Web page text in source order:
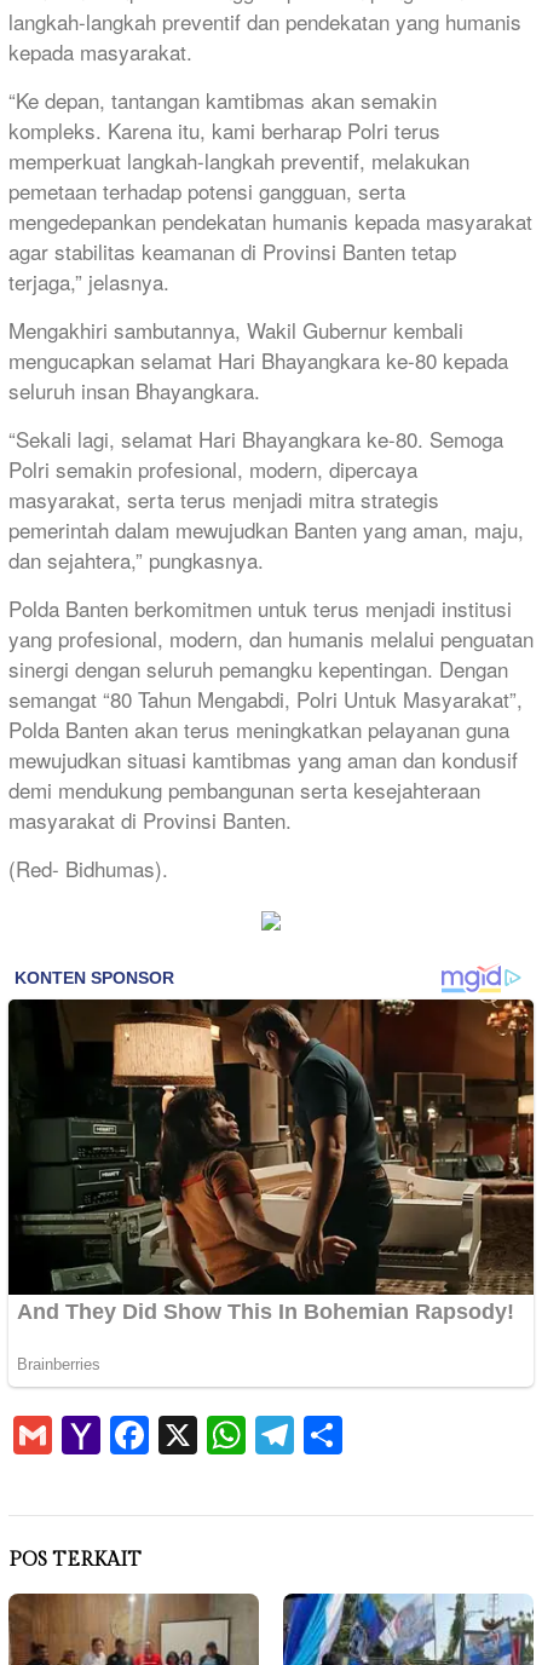
langkah-langkah preventif dan pendekatan yang humanis
kepada masyarakat.
“Ke depan, tantangan kamtibmas akan semakin
kompleks. Karena itu, kami berharap Polri terus
memperkuat langkah-langkah preventif, melakukan
pemetaan terhadap potensi gangguan, serta
mengedepankan pendekatan humanis kepada masyarakat
agar stabilitas keamanan di Provinsi Banten tetap
terjaga,” jelasnya.
Mengakhiri sambutannya, Wakil Gubernur kembali
mengucapkan selamat Hari Bhayangkara ke-80 kepada
seluruh insan Bhayangkara.
“Sekali lagi, selamat Hari Bhayangkara ke-80. Semoga
Polri semakin profesional, modern, dipercaya
masyarakat, serta terus menjadi mitra strategis
pemerintah dalam mewujudkan Banten yang aman, maju,
dan sejahtera,” pungkasnya.
Polda Banten berkomitmen untuk terus menjadi institusi
yang profesional, modern, dan humanis melalui penguatan
sinergi dengan seluruh pemangku kepentingan. Dengan
semangat “80 Tahun Mengabdi, Polri Untuk Masyarakat”,
Polda Banten akan terus meningkatkan pelayanan guna
mewujudkan situasi kamtibmas yang aman dan kondusif
demi mendukung pembangunan serta kesejahteraan
masyarakat di Provinsi Banten.
(Red- Bidhumas).
GmailYahoo
Mail
Facebook
X WhatsApp
Telegram
POS TERKAIT